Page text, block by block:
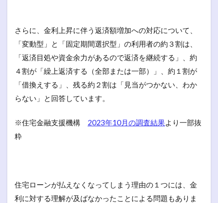
さらに、金利上昇に伴う返済額増加への対応について、
「変動型」と「固定期間選択型」の利用者の約３割は、
「返済目処や資金余力があるので返済を継続する」、約
４割が「繰上返済する（全部または一部）」、約１割が
「借換えする」、残る約２割は「見当がつかない、わか
らない」と回答しています。
※住宅金融支援機構 2023年10月の調査結果より一部抜
粋
住宅ローンが払えなくなってしまう理由の１つには、金
利に対する理解が及ばなかったことによる問題もありま